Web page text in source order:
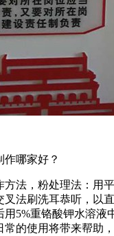
作哪家好？
方法，粉处理法：用
叉法刷洗耳恭听，以
用5%重铬酸钾水溶液
常的使用将带来帮助